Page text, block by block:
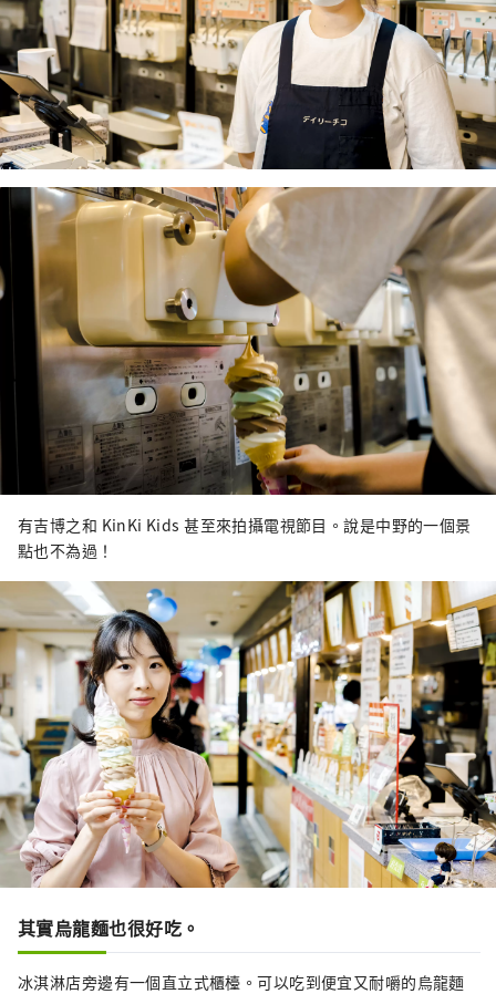
有吉博之和 KinKi Kids 甚至來拍攝電視節目。說是中野的一個景
點也不為過！
其實烏龍麵也很好吃。
冰淇淋店旁邊有一個直立式櫃檯。可以吃到便宜又耐嚼的烏龍麵